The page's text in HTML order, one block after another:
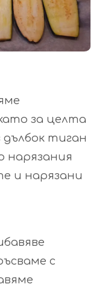
за целта
дълбок тиган
нарязания
и нарязани
с